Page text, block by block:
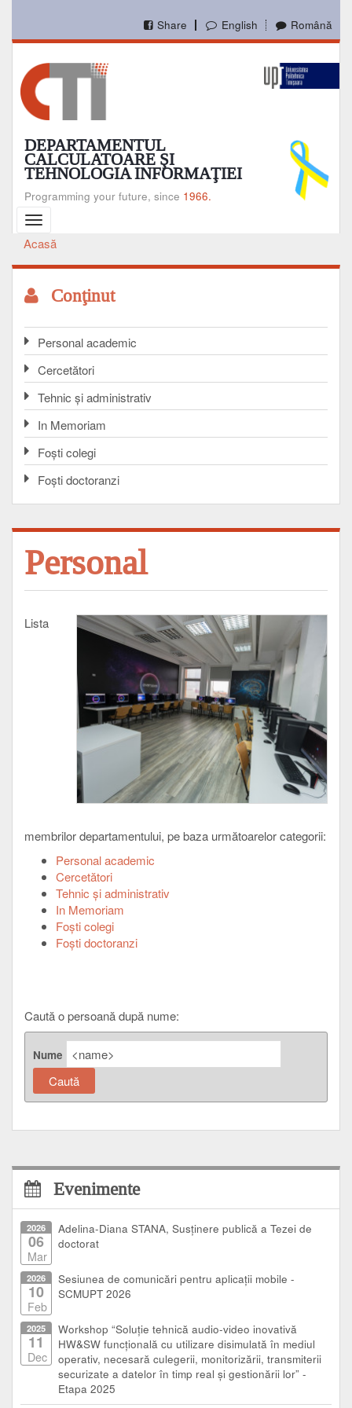
conţinutul
English Română
Share
DEPARTAMENTUL
CALCULATOARE ŞI
TEHNOLOGIA INFORMAŢIEI
Programming your future, since 1966.
Toggle
navigation
Breadcrumb
Acasă
Conţinut
Personal academic
Cercetători
Tehnic și administrativ
In Memoriam
Foşti colegi
Foşti doctoranzi
Personal
Lista
membrilor departamentului, pe baza următoarelor categorii:
Personal academic
Cercetători
Tehnic şi administrativ
In Memoriam
Foşti colegi
Foşti doctoranzi
Caută o persoană după nume:
Nume
Evenimente
2026
06
Mar
Adelina-Diana STANA, Susținere publică a Tezei de
doctorat
2026
10
Feb
Sesiunea de comunicări pentru aplicații mobile -
SCMUPT 2026
2025
11
Dec
Workshop “Soluție tehnică audio-video inovativă
HW&SW funcțională cu utilizare disimulată în mediul
operativ, necesară culegerii, monitorizării, transmiterii
securizate a datelor în timp real și gestionării lor” -
Etapa 2025